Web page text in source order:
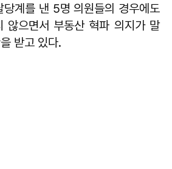
당계를 낸 5명 의원들의 경우에도
않으면서 부동산 혁파 의지가 말
받고 있다.